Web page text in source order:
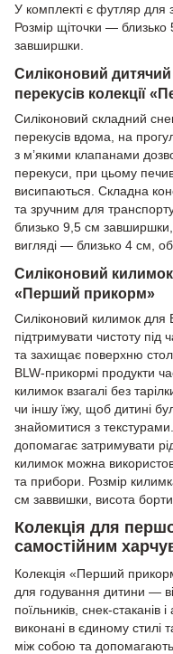
У комплекті є футляр для
Розмір щіточки —
завширшки.
Силіконовий
перекусів колекції
Силіконовий складний
перекусів вдома, на
з м’якими клапанами
перекуси, при цьому
висипаються. Складна
та зручним для
близько 9,5 см
вигляді — близько 4 см,
Силіконовий
«Перший прикорм»
Силіконовий килимок
підтримувати чистоту під
та захищає поверхню
BLW-прикормі продукти
килимок взагалі без
чи іншу їжу, щоб дитині
знайомитися з
допомагає затримувати
килимок можна
та прибори. Розмір
см заввишки, висота
Колекція для
самостійним
Колекція «Перший
для годування дитини —
поїльників, снек-стаканів
виконані в єдиному стилі
між собою та